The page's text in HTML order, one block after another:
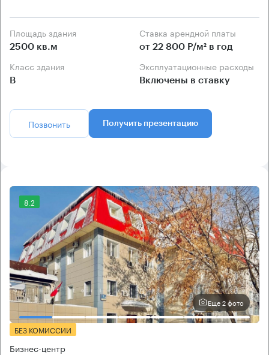
Площадь здания
2500 кв.м
Ставка арендной платы
от 22 800 Р/м² в год
Класс здания
B
Эксплуатационные расходы
Включены в ставку
Позвонить Получить презентацию
8.2
Еще 2 фото
БЕЗ КОМИССИИ
Бизнес-центр